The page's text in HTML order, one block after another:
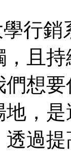
行
，且
們想
，
過